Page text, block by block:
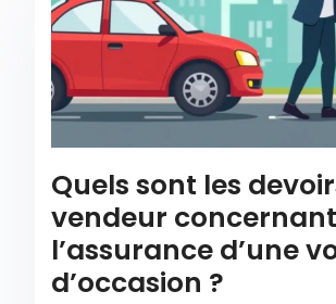
Quels sont les
vendeur concernant
l’assurance d’une
d’occasion ?